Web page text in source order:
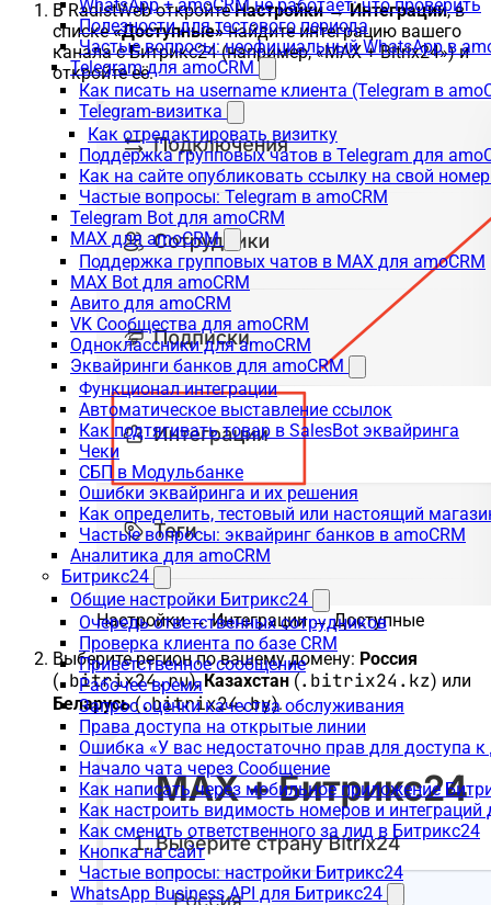
WhatsApp + amoCRM не работает: что проверить
Полезности для тестового периода
Частые вопросы: неофициальный WhatsApp в
Telegram для amoCRM
Как писать на username клиента (Telegram в
Telegram-визитка
Как отредактировать визитку
Поддержка групповых чатов в Telegram для
Как на сайте опубликовать ссылку на свой
Частые вопросы: Telegram в amoCRM
Telegram Bot для amoCRM
MAX для amoCRM
Поддержка групповых чатов в MAX для amoCRM
MAX Bot для amoCRM
Авито для amoCRM
VK Сообщества для amoCRM
Одноклассники для amoCRM
Эквайринги банков для amoCRM
Функционал интеграции
Автоматическое выставление ссылок
Как подтягивать товар в SalesBot эквайринга
Чеки
СБП в Модульбанке
Ошибки эквайринга и их решения
Как определить, тестовый или настоящий
Частые вопросы: эквайринг банков в amoCRM
Аналитика для amoCRM
Битрикс24
Общие настройки Битрикс24
Очередь ответственных сотрудников
Проверка клиента по базе CRM
Приветственное сообщение
Рабочее время
Запрос оценки качества обслуживания
Права доступа на открытые линии
Ошибка «У вас недостаточно прав для доступа
Начало чата через Сообщение
Как написать через мобильное приложение
Как настроить видимость номеров и
Как сменить ответственного за лид в Битрикс24
Кнопка на сайт
Частые вопросы: настройки Битрикс24
WhatsApp Business API для Битрикс24
В RadistWeb откройтеНастройки → Интеграции, в
списке«Доступные»найдите интеграцию вашего
канала с Битрикс24 (например, «MAX + Bitrix24») и
откройте её.
Настройки → Интеграции → Доступные
Выберите регион по вашему домену: Россия
(.bitrix24.ru), Казахстан (.bitrix24.kz) или
Беларусь(.bitrix24.by).